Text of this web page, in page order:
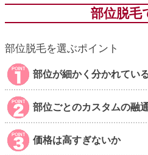
部位脱毛
部位脱毛を選ぶポイント
部位が細かく分かれてい
部位ごとのカスタムの融
価格は高すぎないか